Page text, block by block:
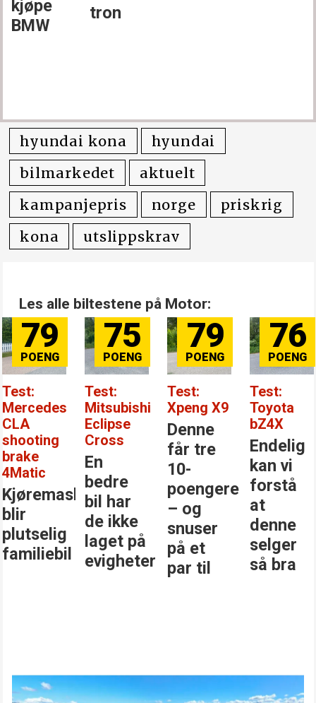
kjøpe
BMW
tron
hyundai kona
hyundai
bilmarkedet
aktuelt
kampanjepris
norge
priskrig
kona
utslippskrav
Les alle biltestene på Motor:
79
Test:
Mercedes
CLA
shooting
brake
4Matic
Kjøremaskinen
blir
plutselig
familiebil
75
Test:
Mitsubishi
Eclipse
Cross
En
bedre
bil har
de ikke
laget på
evigheter
79
Test:
Xpeng X9
Denne
får tre
10-
poengere
– og
snuser
på et
par til
76
Test:
Toyota
bZ4X
Endelig
kan vi
forstå
at
denne
selger
så bra